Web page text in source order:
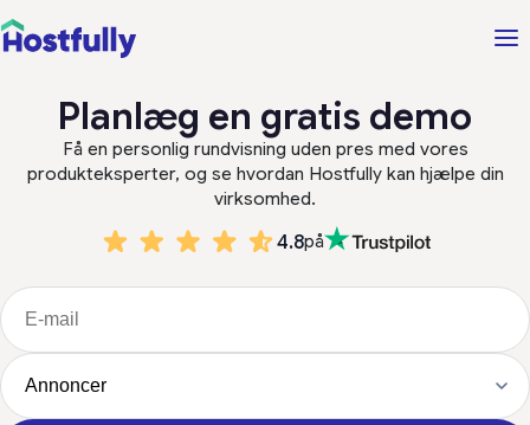
Planlæg en gratis demo
Få en personlig rundvisning uden pres med vores
produkteksperter, og se hvordan Hostfully kan hjælpe din
virksomhed.
4.8på